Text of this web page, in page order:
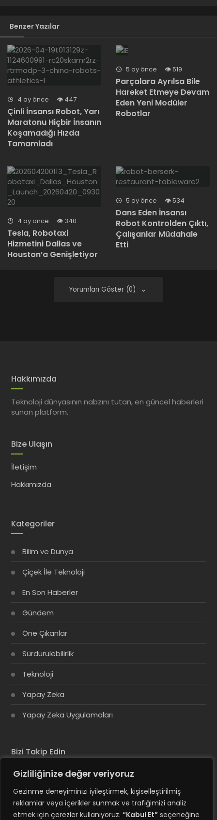
Gizliliğinize değer veriyoruz
Gezinme deneyiminizi iyileştirmek, kişiselleştirilmiş
reklamlar veya içerikler sunmak ve trafiğimizi analiz
etmek için çerezler kullanıyoruz. “Kabul Et” seçeneğine
Benzer Yazılar
4 ay önce 447
Çinli İnsansı Robot, Yarı
Maratonu Hiçbir İnsanın
Koşamadığı Hızda
Tamamladı
5 ay önce 519
Parçalara Ayrılsa Bile
Hareket Etmeye Devam
Eden Yeni Modüler
Robotlar
4 ay önce 340
Tesla, Robotaxi
Hizmetini Dallas ve
Houston’a Genişletiyor
5 ay önce 534
Dans Eden İnsansı
Robot Kontrolden Çıktı,
Çalışanlar Müdahale
Etti
Yorumları Göster (0)
Hakkımızda
Teknoloji dünyasının nabzını tutan, en güncel haberleri
sunan platform.
Bize Ulaşın
İletişim
Hakkımızda
Kategoriler
Bilim ve Dünya
Çiçek İle Teknoloji
En Son Haberler
Gündem
Öne Çıkanlar
Sürdürülebilirlik
Teknoloji
Yapay Zeka
Yapay Zeka Uygulamaları
Bizi Takip Edin